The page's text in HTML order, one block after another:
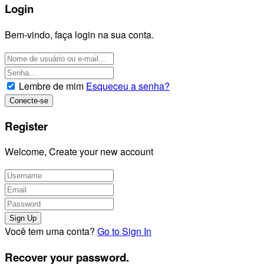
Login
Bem-vindo, faça login na sua conta.
Lembre de mim Esqueceu a senha?
Register
Welcome, Create your new account
Você tem uma conta? Go to Sign In
Recover your password.